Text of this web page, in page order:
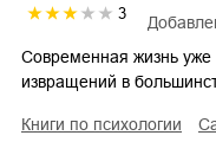
3
Современная жизнь уже
извращений в
книги по психологии